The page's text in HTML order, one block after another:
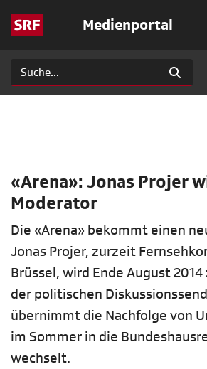
Medienportal
«Arena»: Jonas Projer
Moderator
Die «Arena» bekommt einen
Jonas Projer, zurzeit
Brüssel, wird Ende August
der politischen
übernimmt die Nachfolge von
im Sommer in die
wechselt.